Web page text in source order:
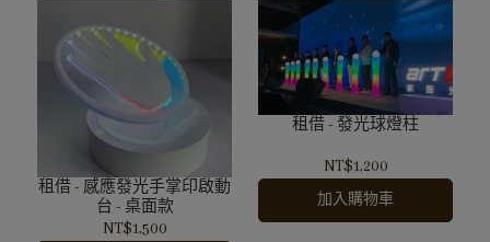
租借 - 感應發光手掌印啟動
台 - 桌面款
NT$1,500
租借 - 發光球燈柱
NT$1,200
加入購物車